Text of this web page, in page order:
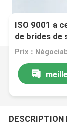
ISO 9001 a
de brides de
Prix：
DESCRIPTION